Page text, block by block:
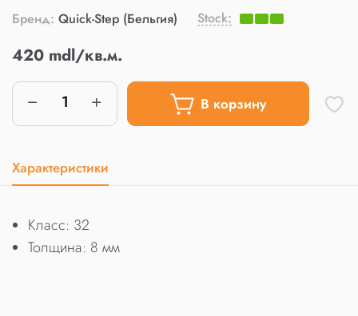
Бренд: Quick-Step (Бельгия) Stock:
420 mdl/кв.м.
В корзину
Характеристики
Класс: 32
Толщина: 8 мм